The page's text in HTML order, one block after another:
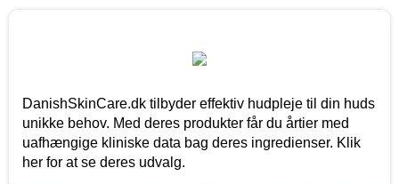
DanishSkinCare.dk tilbyder effektiv hudpleje til din huds
unikke behov. Med deres produkter får du årtier med
uafhængige kliniske data bag deres ingredienser. Klik
her for at se deres udvalg.